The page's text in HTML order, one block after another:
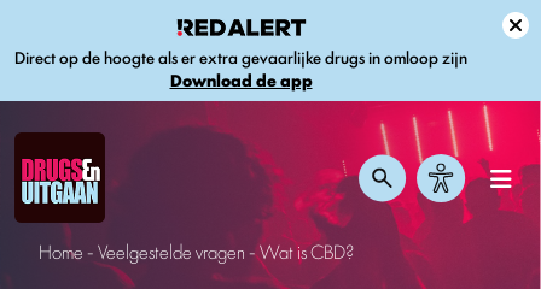
Direct op de hoogte als er extra gevaarlijke drugs in omloop zijn
Download de app
Home-Veelgestelde vragen-Wat is CBD?